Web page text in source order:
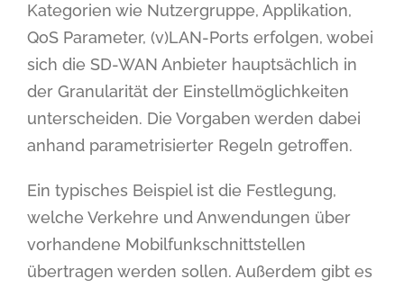
Kategorien wie Nutzergruppe, Applikation,
QoS Parameter, (v)LAN-Ports erfolgen, wobei
sich die SD-WAN Anbieter hauptsächlich in
der Granularität der Einstellmöglichkeiten
unterscheiden. Die Vorgaben werden dabei
anhand parametrisierter Regeln getroffen.
Ein typisches Beispiel ist die Festlegung,
welche Verkehre und Anwendungen über
vorhandene Mobilfunkschnittstellen
übertragen werden sollen. Außerdem gibt es